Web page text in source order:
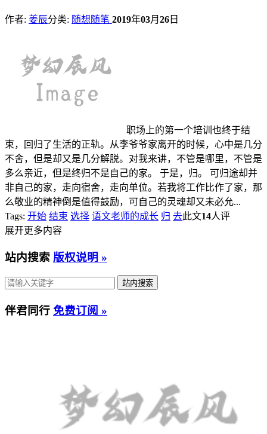
作者: 姜辰分类: 随想随笔 2019年03月 26 日
职场上的第一个培训也终于结
束，回归了生活的正轨。从李爷爷家离开的时候，心中是几分
不舍，但是却又是几分解脱。对我来讲，不管是哪里，不管是
多么亲近，但是终归不是自己的家。 于是，归。 可归途却并
非自己的家，走向宿舍，走向单位。若我将工作比作了家，那
么敬业的精神倒是值得鼓励，可自己的灵魂却又未必允...
Tags: 开始 结束 选择 语文老师的成长 归 去此文14人评
展开更多内容
站内搜索 版权说明 »
伴君同行 免费订阅 »